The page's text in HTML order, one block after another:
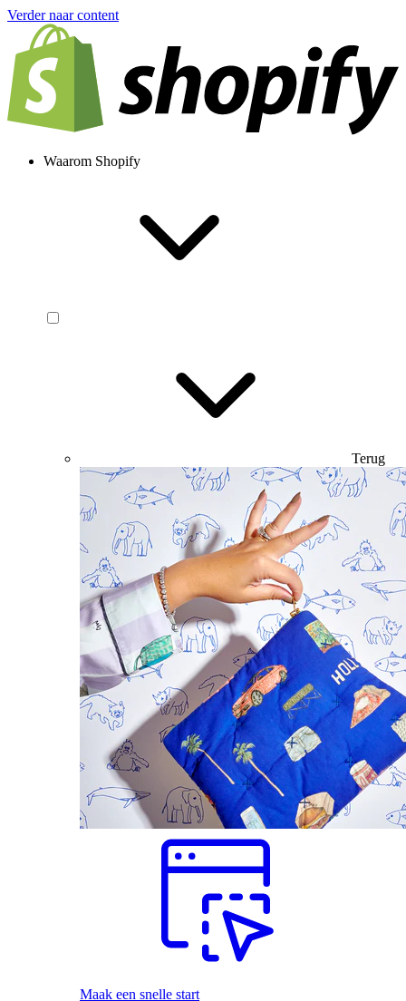
Verder naar content
Waarom Shopify
Terug
Maak een snelle start